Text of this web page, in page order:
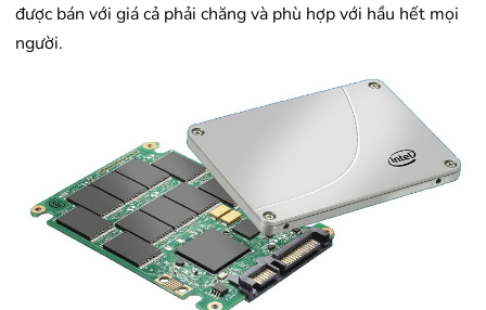
được bán với giá cả phải chăng và phù hợp với hầu hết mọi
người.